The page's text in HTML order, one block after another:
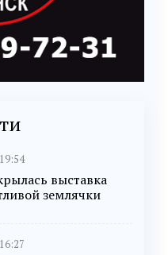
выставка
землячки